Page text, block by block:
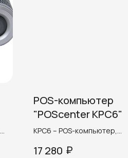
POS-компьютер
"POScenter KPC6"
KPC6 – POS-компьютер,
Bay Trail.
17 280 ₽